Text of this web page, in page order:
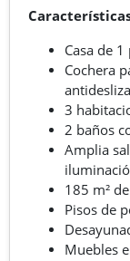
Casa de
Cochera
3
2 baños
Amplia
185 m²
Pisos de
Muebles